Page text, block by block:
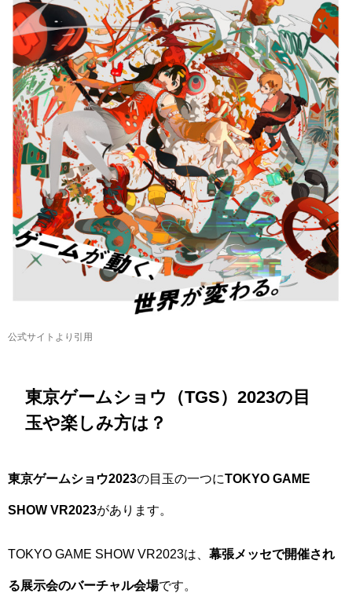
公式サイトより引用
東京ゲームショウ（TGS）2023の目
玉や楽しみ方は？
東京ゲームショウ2023の目玉の一つにTOKYO GAME
SHOW VR2023があります。
TOKYO GAME SHOW VR2023は、 幕張メッセで開催され
る展示会のバーチャル会場です。